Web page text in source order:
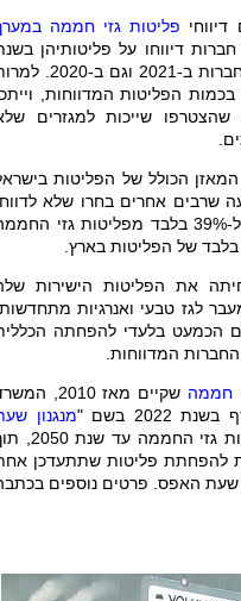
פליטות גזי חממה
2021. יותר חברות דיווחו על פליטותיהן
78 חברות בשנת 2022 לעומת 73 חברות ב-2021 וגם ב-
הפליטות המדווחות,
שייכות למגזרים
הכולל של הפליטות
שרבים אחרים בחרו שלא
מהדיווח עולה כי המדווחות היו אחראיות ל-39% בלבד מפליטות גזי
הפחיתה את הפליטות הישירות
לגז טבעי ואנרגיות
הכמעט בלעדי להפחתה
חממה
שקיים מאז 2010,
בשם "
מנגנון
", ובו חברות מתחייבות לאיפוס פליטות גזי
להפחתת פליטות שתתעדכן
למנגנון שעת האפס. פרטים נוספים